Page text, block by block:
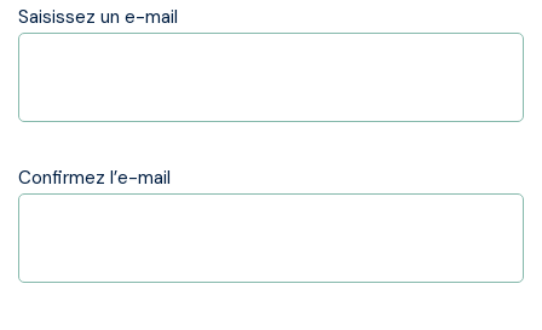
Saisissez un e-mail
Confirmez l’e-mail